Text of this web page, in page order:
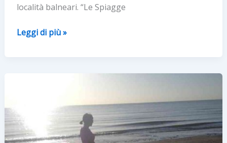
località balneari. “Le Spiagge
In
spiagge
della
Leggi di più »